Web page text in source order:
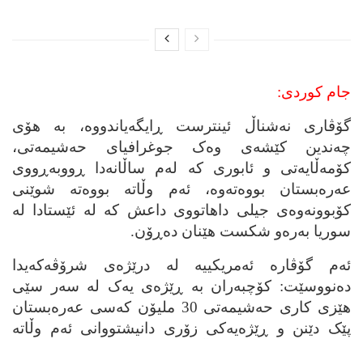
جام کوردی:
گۆڤاری نه‌شناڵ ئینترست ڕایگه‌یاندووه‌، به‌ هۆی
چه‌ندین کێشه‌ی وه‌ک جوغرافیای حه‌شیمه‌تی،
کۆمه‌ڵایه‌تی و ئابوری که‌ له‌م ساڵانه‌دا ڕووبه‌ڕووی
عه‌ره‌بستان بووه‌ته‌وه‌، ئه‌م وڵاته‌ بووه‌ته‌ شوێنی
کۆبوونه‌وه‌ی جیلی داهاتووی داعش که‌ له‌ ئێستادا له‌
سوریا به‌ره‌و شکست هێنان ده‌ڕۆن.
ئه‌م گۆڤاره‌ ئه‌مریکییه‌ له‌ درێژه‌ی شرۆڤه‌که‌یدا
ده‌نووسێت: کۆچبه‌ران به‌ ڕێژه‌ی یه‌ک له‌ سه‌ر سێی
هێزی کاری حه‌شیمه‌تی 30 ملیۆن که‌سی عه‌ره‌بستان
پێک دێنن و ڕێژه‌یه‌کی زۆری دانیشتووانی ئه‌م وڵاته‌